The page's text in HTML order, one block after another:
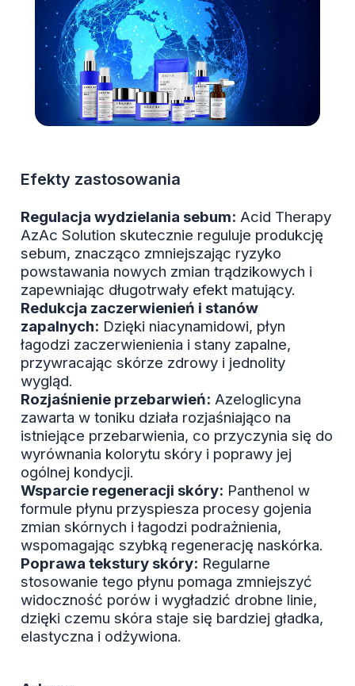
Efekty zastosowania
Regulacja wydzielania sebum: Acid Therapy
AzAc Solution skutecznie reguluje produkcję
sebum, znacząco zmniejszając ryzyko
powstawania nowych zmian trądzikowych i
zapewniając długotrwały efekt matujący.
Redukcja zaczerwienień i stanów
zapalnych: Dzięki niacynamidowi, płyn
łagodzi zaczerwienienia i stany zapalne,
przywracając skórze zdrowy i jednolity
wygląd.
Rozjaśnienie przebarwień: Azeloglicyna
zawarta w toniku działa rozjaśniająco na
istniejące przebarwienia, co przyczynia się do
wyrównania kolorytu skóry i poprawy jej
ogólnej kondycji.
Wsparcie regeneracji skóry: Panthenol w
formule płynu przyspiesza procesy gojenia
zmian skórnych i łagodzi podrażnienia,
wspomagając szybką regenerację naskórka.
Poprawa tekstury skóry: Regularne
stosowanie tego płynu pomaga zmniejszyć
widoczność porów i wygładzić drobne linie,
dzięki czemu skóra staje się bardziej gładka,
elastyczna i odżywiona.